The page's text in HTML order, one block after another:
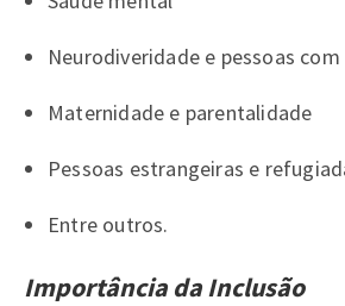
Neurodiveridade e pessoas com
Maternidade e parentalidade
Pessoas estrangeiras e
Entre outros.
Importância da Inclusão